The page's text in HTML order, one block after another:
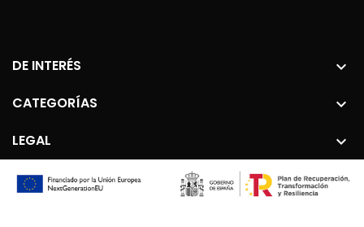
DE INTERÉS 
CATEGORÍAS 
LEGAL 